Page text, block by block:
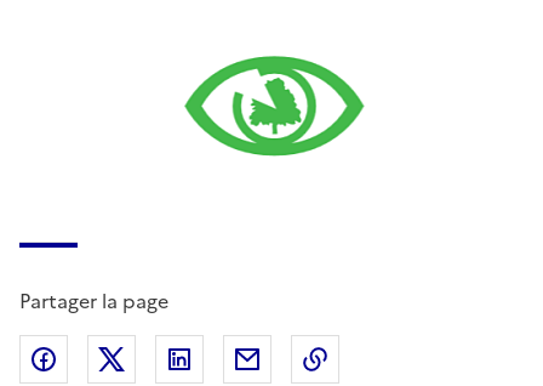
Partager la page
Partager sur Facebook
Partager sur X (anciennement Twitter)
Partager sur LinkedIn
Partager par email